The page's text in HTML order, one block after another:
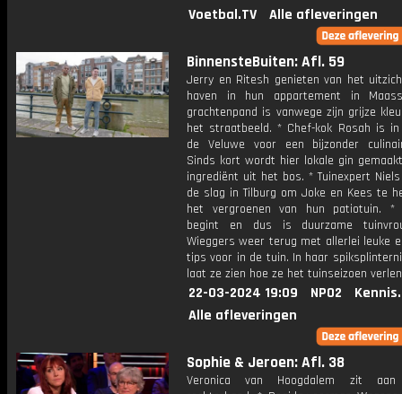
Voetbal.TV
Alle afleveringen
BinnensteBuiten: Afl. 59
Jerry en Ritesh genieten van het
haven in hun appartement in
grachtenpand is vanwege zijn grijze
het straatbeeld. * Chef-kok Rosah is
de Veluwe voor een bijzonder
Sinds kort wordt hier lokale gin
ingrediënt uit het bos. * Tuinexpert
de slag in Tilburg om Joke en Kees te
het vergroenen van hun patiotuin. *
begint en dus is duurzame
Wieggers weer terug met allerlei leuke
tips voor in de tuin. In haar
laat ze zien hoe ze het tuinseizoen
22-03-2024 19:09 NPO2
Alle afleveringen
Sophie & Jeroen: Afl. 38
Veronica van Hoogdalem zit aan